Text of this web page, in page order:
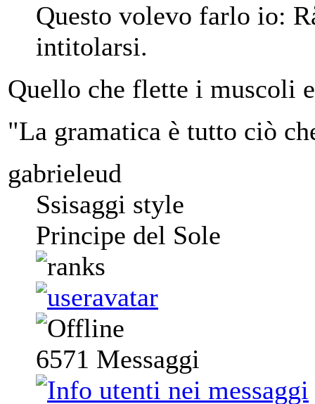
Questo volevo farlo io:
intitolarsi.
Quello che flette i muscoli
"La gramatica è tutto ciò
gabrieleud
Ssisaggi style
Principe del Sole
6571 Messaggi